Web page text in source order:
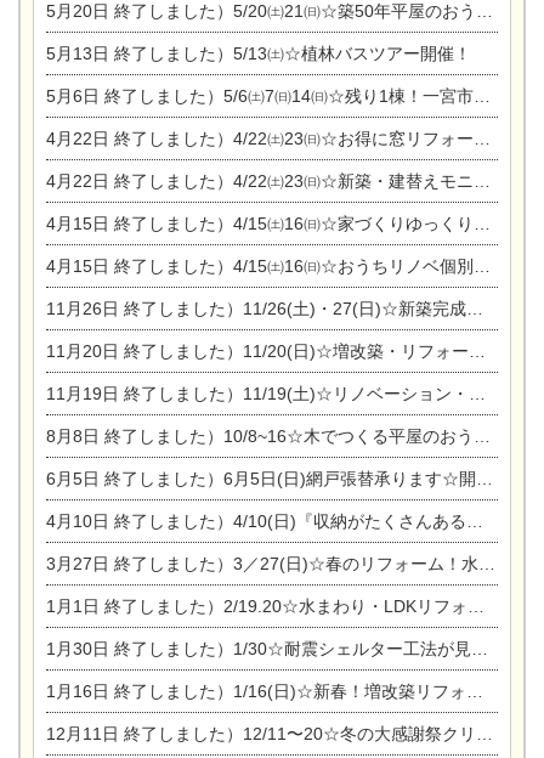
5月20日 終了しました）5/20㈯21㈰☆築50年平屋のおうちリノベーション完成見学会
5月13日 終了しました）5/13㈯☆植林バスツアー開催！
5月6日 終了しました）5/6㈯7㈰14㈰☆残り1棟！一宮市限定モニター募集相談会(新築・建替え)
4月22日 終了しました）4/22㈯23㈰☆お得に窓リフォーム個別相談会
4月22日 終了しました）4/22㈯23㈰☆新築・建替えモニター募集個別相談会
4月15日 終了しました）4/15㈯16㈰☆家づくりゆっくりじっくり個別相談会
4月15日 終了しました）4/15㈯16㈰☆おうちリノベ個別相談会
11月26日 終了しました）11/26(土)・27(日)☆新築完成見学会 in一宮市あずら
11月20日 終了しました）11/20(日)☆増改築・リフォームまつり＆秋の味覚まつり＆芸術祭
11月19日 終了しました）11/19(土)☆リノベーション・家の修理まつり＆増改築・リフォームまつりin扶桑ゴルフ
8月8日 終了しました）10/8~16☆木でつくる平屋のおうちのつくり方【完全予約制】
6月5日 終了しました）6月5日(日)網戸張替承ります☆開催！
4月10日 終了しました）4/10(日)『収納がたくさんあるおうち現場見学会』
3月27日 終了しました）3／27(日)☆春のリフォーム！水まわりLDKリフォーム相談会&今がチャンス！エアコン相談会
1月1日 終了しました）2/19.20☆水まわり・LDKリフォーム相談会＆エアコン相談会
1月30日 終了しました）1/30☆耐震シェルター工法が見れる完成見学会
1月16日 終了しました）1/16(日)☆新春！増改築リフォーム&家の修理まつり
12月11日 終了しました）12/11〜20☆冬の大感謝祭クリスマス相談会開催